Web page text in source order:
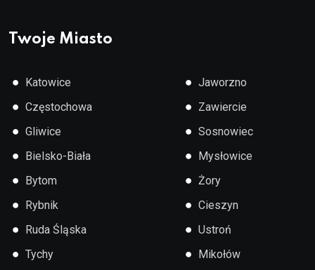
Twoje Miasto
● Katowice
● Częstochowa
● Gliwice
● Bielsko-Biała
● Bytom
● Rybnik
● Ruda Śląska
● Tychy
● Jaworzno
● Zawiercie
● Sosnowiec
● Mysłowice
● Żory
● Cieszyn
● Ustroń
● Mikołów